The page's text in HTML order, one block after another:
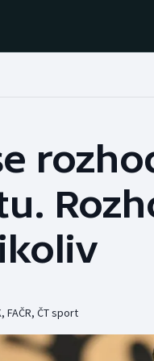
Baseball a softbal
Basketbal
Biatlon
, FAČR, ČT sport